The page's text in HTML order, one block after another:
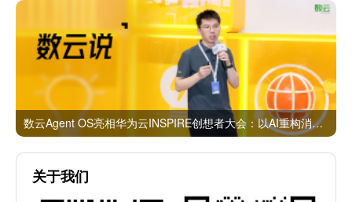
数云Agent OS亮相华为云INSPIRE创想者大会：以AI重构消费者运营与零售营销新范式
关于我们